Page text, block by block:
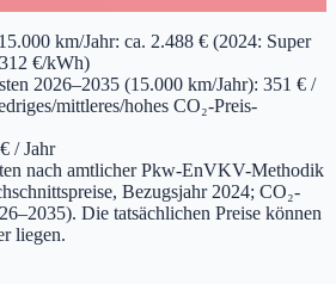
km/Jahr: ca. 2.488 € (2024: Super
€/kWh)
2026–2035 (15.000 km/Jahr): 351 € /
mittleres/hohes CO₂-Preis-
/ Jahr
nach amtlicher Pkw-EnVKV-Methodik
Bezugsjahr 2024; CO₂-
Die tatsächlichen Preise können
liegen.